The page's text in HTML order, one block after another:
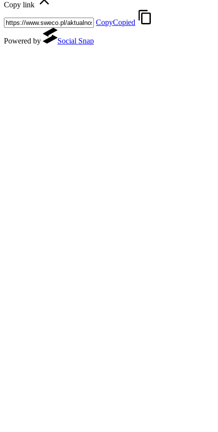
Copy link
CopyCopied
Powered by Social Snap